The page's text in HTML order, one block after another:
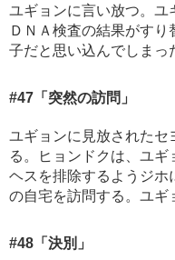
ユギョンに言い放つ。ユ
ＤＮＡ検査の結果がす
子だと思い込んでしまっ
#47 「突然の訪問」
ユギョンに見放されたセ
る。ヒョンドクは、ユギ
ヘスを排除するようジホ
の自宅を訪問する。ユギ
#48 「決別」